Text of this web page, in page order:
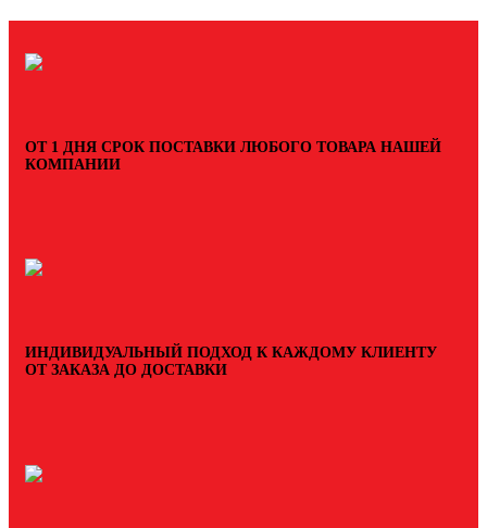
ОТ 1 ДНЯ СРОК ПОСТАВКИ ЛЮБОГО ТОВАРА НАШЕЙ
КОМПАНИИ
ИНДИВИДУАЛЬНЫЙ ПОДХОД К КАЖДОМУ КЛИЕНТУ
ОТ ЗАКАЗА ДО ДОСТАВКИ